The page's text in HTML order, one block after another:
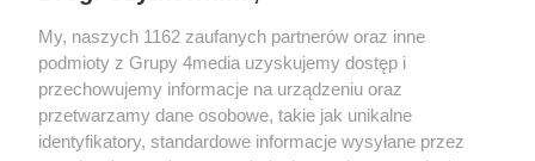
My, naszych 1162 zaufanych partnerów oraz inne
podmioty z Grupy 4media uzyskujemy dostęp i
przechowujemy informacje na urządzeniu oraz
przetwarzamy dane osobowe, takie jak unikalne
identyfikatory, standardowe informacje wysyłane przez